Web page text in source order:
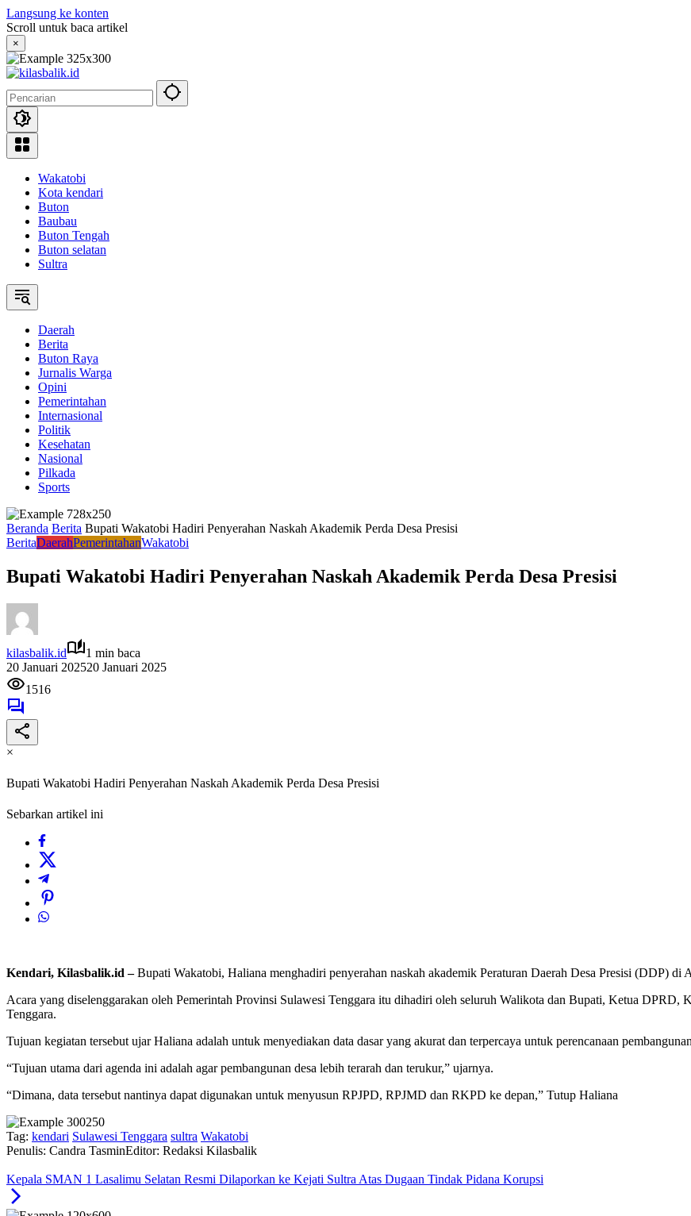
Langsung ke konten
Scroll untuk baca artikel
×
Wakatobi
Kota kendari
Buton
Baubau
Buton Tengah
Buton selatan
Sultra
Daerah
Berita
Buton Raya
Jurnalis Warga
Opini
Pemerintahan
Internasional
Politik
Kesehatan
Nasional
Pilkada
Sports
Beranda Berita Bupati Wakatobi Hadiri Penyerahan Naskah Akademik Perda Desa Presisi
BeritaDaerahPemerintahanWakatobi
Bupati Wakatobi Hadiri Penyerahan Naskah Akademik Perda Desa Presisi
kilasbalik.id
1 min baca
20 Januari 202520 Januari 2025
1516
×
Bupati Wakatobi Hadiri Penyerahan Naskah Akademik Perda Desa Presisi
Sebarkan artikel ini
Kendari, Kilasbalik.id –Bupati Wakatobi, Haliana menghadiri penyerahan naskah akademik Peraturan Daerah Desa Presisi (DDP)
Acara yang diselenggarakan oleh Pemerintah Provinsi Sulawesi Tenggara itu dihadiri oleh seluruh Walikota dan Bupati, Ketua DPRD,
Tenggara.
Tujuan kegiatan tersebut ujar Haliana adalah untuk menyediakan data dasar yang akurat dan terpercaya untuk perencanaan
“Tujuan utama dari agenda ini adalah agar pembangunan desa lebih terarah dan terukur,” ujarnya.
“Dimana, data tersebut nantinya dapat digunakan untuk menyusun RPJPD, RPJMD dan RKPD ke depan,” Tutup Haliana
Tag: kendari Sulawesi Tenggara sultra Wakatobi
Penulis: Candra TasminEditor: Redaksi Kilasbalik
Kepala SMAN 1 Lasalimu Selatan Resmi Dilaporkan ke Kejati Sultra Atas Dugaan Tindak Pidana Korupsi